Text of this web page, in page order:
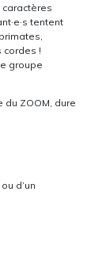
caractères
tentent
cordes !
groupe
du ZOOM, dure
d’un